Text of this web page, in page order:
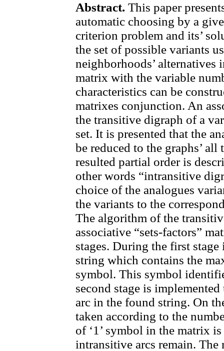
Abstract. This paper
automatic choosing by a
criterion problem and its’
the set of possible variants
neighborhoods’ alternatives
matrix with the variable
characteristics can be
matrixes conjunction. An
the transitive digraph of a
set. It is presented that the
be reduced to the graphs’
resulted partial order is
other words “intransitive
choice of the analogues
the variants to the
The algorithm of the
associative “sets-factors”
stages. During the first
string which contains the
symbol. This symbol
second stage is
arc in the found string. On
taken according to the
of ‘1’ symbol in the matrix
intransitive arcs remain.